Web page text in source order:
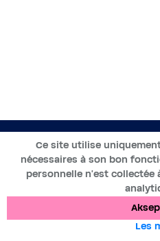
2019-2025 ©BWT by Wess Soft -
Databeskyttelse
Ce site utilise
nécessaires à son bon
personnelle n’est
Les